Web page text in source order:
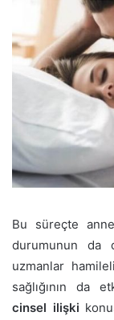
Bu süreçte
durumunun da
uzmanlar
sağlığının da
cinsel ilişki